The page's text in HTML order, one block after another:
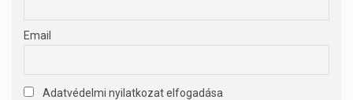
Email
Adatvédelmi nyilatkozat elfogadása